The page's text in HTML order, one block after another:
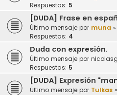
Respuestas: 5
[DUDA] Frase en
Último mensaje por muna «
Respuestas: 4
Duda con expresión.
Último mensaje por
Respuestas: 5
[DUDA] Expresión
Último mensaje por Tulkas «